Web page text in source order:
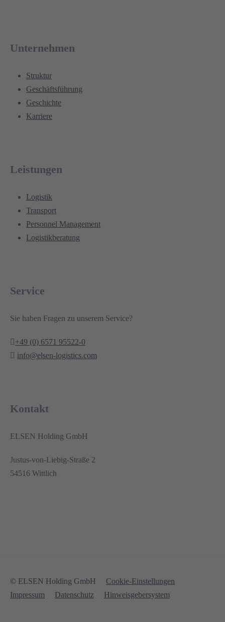
Unternehmen
Struktur
Geschäftsführung
Geschichte
Karriere
Leistungen
Logistik
Transport
Personnel Management
Logistikberatung
Service
Sie haben Fragen zu unserem Service?
+49 (0) 6571 95522-0
info@elsen-logistics.com
Kontakt
ELSEN Holding GmbH
Justus-von-Liebig-Straße 2
54516 Wittlich
© ELSEN Holding GmbH
Cookie-Einstellungen
Impressum
Datenschutz Hinweisgebersystem